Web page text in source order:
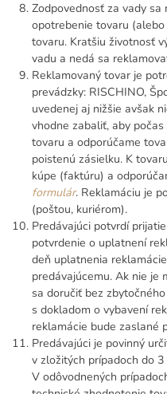
Zodpovednosť za vady
opotrebenie tovaru
tovaru. Kratšiu životnosť
vadu a nedá sa
Reklamovaný tovar je
prevádzky: RISCHINO,
uvedenej aj nižšie avšak
vhodne zabaliť, aby
tovaru a odporúčame
poistenú zásielku. K
kúpe (faktúru) a
formulár. Reklamáciu je
(poštou, kuriérom).
Predávajúci potvrdí
potvrdenie o uplatnení
deň uplatnenia
predávajúcemu. Ak nie je
sa doručiť bez
s dokladom o vybavení
reklamácie bude zaslané
Predávajúci je povinný
v zložitých prípadoch do
V odôvodnených